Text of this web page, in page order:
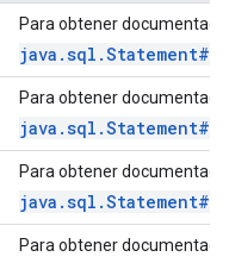
Para obtener
Para obtener
Para obtener
Para obtener